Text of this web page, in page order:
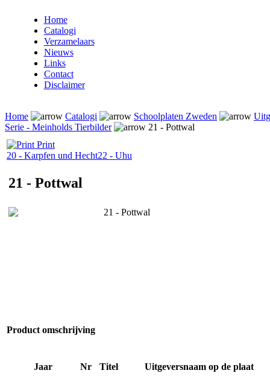
Home
Catalogi
Verzamelaars
Nieuws
Links
Contact
Disclaimer
Home Catalogi Schoolplaten Zweden
Serie - Meinholds Tierbilder
21 - Pottwal
Print
20 - Karpfen und Hecht22 - Uhu
21 - Pottwal
21 - Pottwal
Product omschrijving
Jaar Nr Titel Uitgeversnaam op de plaat